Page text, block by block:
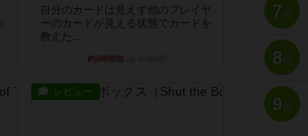
自分のカードは見えず他のプレイヤ
ーのカードが見える状態でカードを
教えた...
約6時間前
レビュー
7位
8位
9位